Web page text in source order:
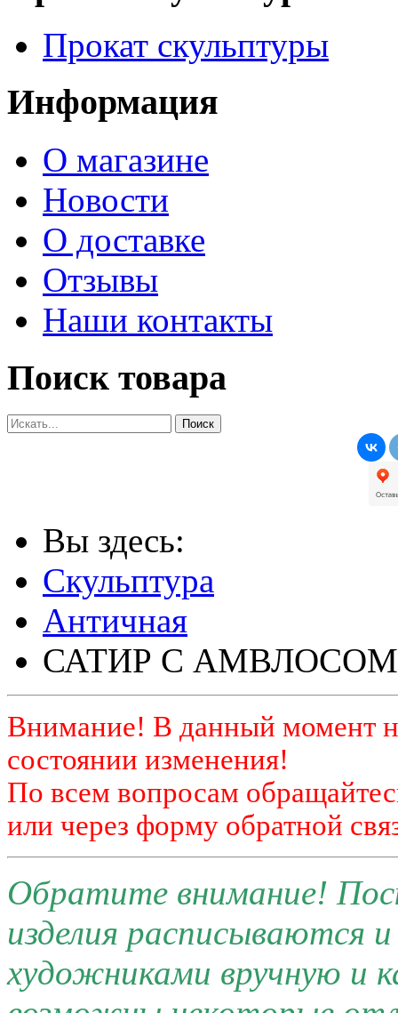
Прокат скульптуры
Информация
О магазине
Новости
О доставке
Отзывы
Наши контакты
Поиск товара
Вы здесь:
Скульптура
Античная
САТИР С АМВЛОСОМ
Внимание! В данный момент
состоянии изменения!
По всем вопросам
или через форму обратной
Обратите внимание!
изделия расписываются
художниками вручную и